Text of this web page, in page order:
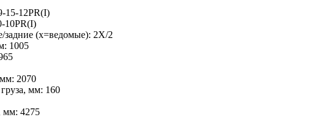
15-12PR(I)
10PR(I)
задние (x=ведомые): 2Х/2
1005
2070
мм: 160
мм: 4275